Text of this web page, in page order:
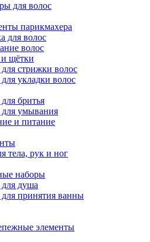
для волос
парикмахера
для волос
волос
и щётки
стрижки волос
укладки волос
бритья
для умывания
и питание
тела, рук и ног
наборы
для душа
для принятия ванны
элементы